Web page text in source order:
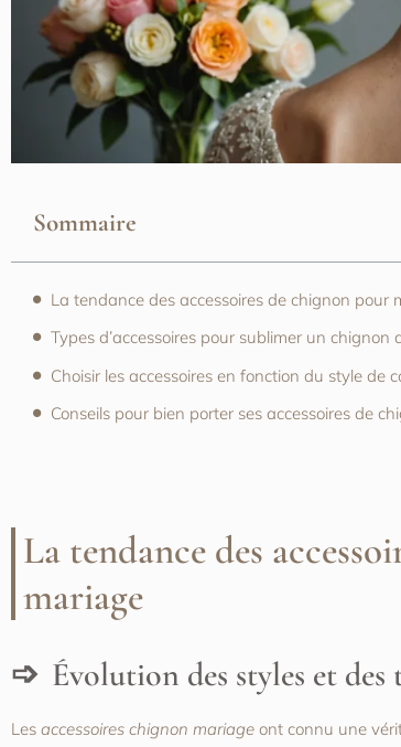
Sommaire
La tendance des accessoires de chignon pour
Types d’accessoires pour sublimer un chignon
Choisir les accessoires en fonction du style de
Conseils pour bien porter ses accessoires de
La tendance des
mariage
Évolution des styles et des
Les accessoires chignon mariage ont connu une